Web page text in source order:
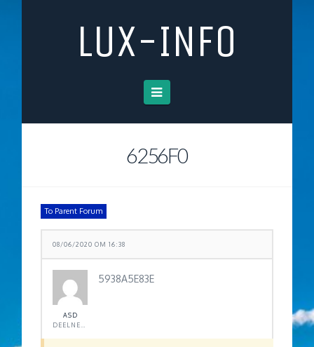
LUX-INFO
Navigation
6256F0
To Parent Forum
08/06/2020 OM 16:38
ASD
5938A5E83E